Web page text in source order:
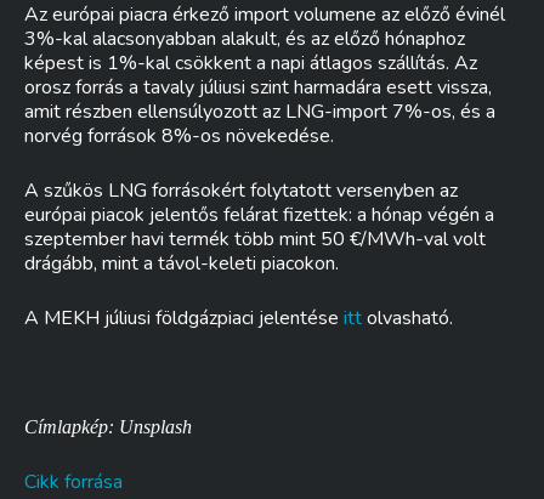
Az európai piacra érkező import volumene az előző évinél
3%-kal alacsonyabban alakult, és az előző hónaphoz
képest is 1%-kal csökkent a napi átlagos szállítás. Az
orosz forrás a tavaly júliusi szint harmadára esett vissza,
amit részben ellensúlyozott az LNG-import 7%-os, és a
norvég források 8%-os növekedése.
A szűkös LNG forrásokért folytatott versenyben az
európai piacok jelentős felárat fizettek: a hónap végén a
szeptember havi termék több mint 50 €/MWh-val volt
drágább, mint a távol-keleti piacokon.
A MEKH júliusi földgázpiaci jelentése ittolvasható.
Címlapkép: Unsplash
Cikk forrása